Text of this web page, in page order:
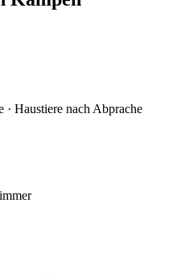
Haustiere nach Abprache